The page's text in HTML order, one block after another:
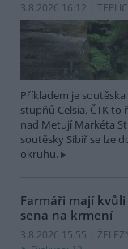
3.8.2026 16:12 |
Příkladem je
stupňů Celsia. ČTK
nad Metují Markéta
soutěsky Sibiř se lze
okruhu.
Farmáři mají
sena na krmení
3.8.2026 15:55 |